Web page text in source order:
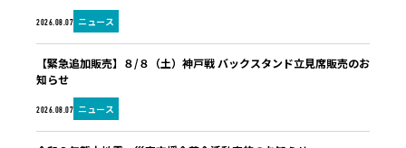
2026.08.07 ニュース
2026.08.07 ニュース
【緊急追加販売】８/８（土）神戸戦 バックスタンド立見席販売のお
知らせ